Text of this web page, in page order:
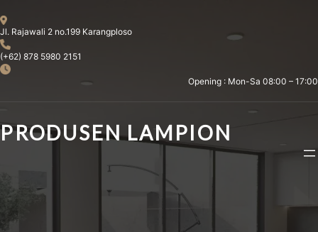
to
content
Jl. Rajawali 2 no.199 Karangploso
(+62) 878 5980 2151
Opening : Mon-Sa 08:00 – 17:00
PRODUSEN LAMPION